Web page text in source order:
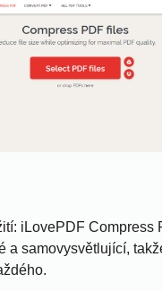
iLovePDF Compress
a samovysvětlující,